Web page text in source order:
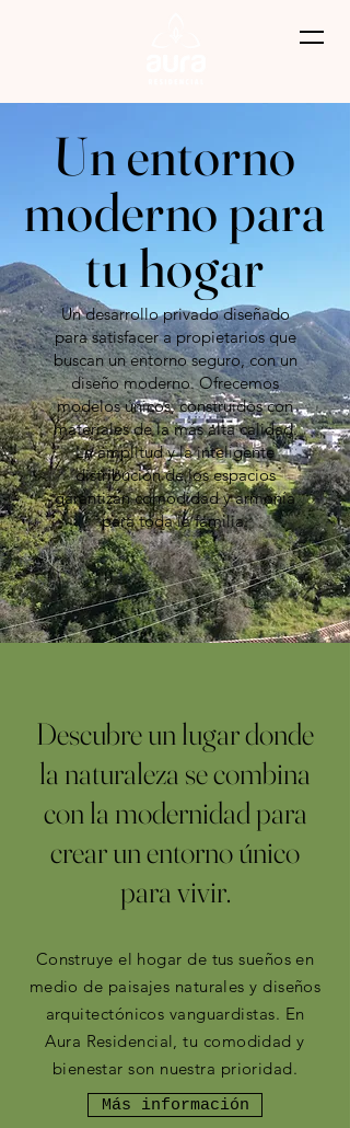
Un entorno
moderno para
tu hogar
Un desarrollo privado diseñado
para satisfacer a propietarios que
buscan un entorno seguro, con un
diseño moderno. Ofrecemos
modelos únicos, construidos con
materiales de la más alta calidad.
La amplitud y la inteligente
distribución de los espacios
garantizan comodidad y armonía
para toda la familia.
Descubre un lugar donde
la naturaleza se combina
con la modernidad para
crear un entorno único
para vivir.
Construye el hogar de tus sueños en
medio de paisajes naturales y diseños
arquitectónicos vanguardistas. En
Aura Residencial, tu comodidad y
bienestar son nuestra prioridad.
Más información